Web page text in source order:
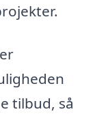
tilbud, så